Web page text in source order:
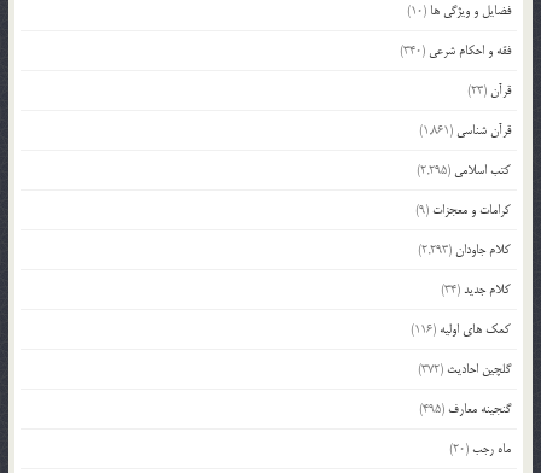
فضایل و ویژگی ها (10)
فقه و احکام شرعی (340)
قرآن(23)
قرآن شناسی (1,861)
کتب اسلامی (2,295)
کرامات و معجزات (9)
کلام جاودان(2,293)
کلام جدید(34)
کمک های اولیه (116)
گلچین احادیث (372)
گنجینه معارف (495)
ماه رجب(20)